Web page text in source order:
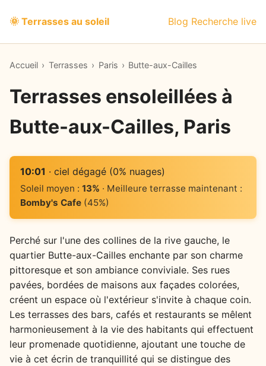
🌞 Terrasses au soleil Blog Recherche live
Accueil › Terrasses › Paris › Butte-aux-Cailles
Terrasses ensoleillées à
Butte-aux-Cailles, Paris
10:01 · ciel dégagé (0% nuages)
Soleil moyen : 13% · Meilleure terrasse maintenant :
Bomby's Cafe(45%)
Perché sur l'une des collines de la rive gauche, le
quartier Butte-aux-Cailles enchante par son charme
pittoresque et son ambiance conviviale. Ses rues
pavées, bordées de maisons aux façades colorées,
créent un espace où l'extérieur s'invite à chaque coin.
Les terrasses des bars, cafés et restaurants se mêlent
harmonieusement à la vie des habitants qui effectuent
leur promenade quotidienne, ajoutant une touche de
vie à cet écrin de tranquillité qui se distingue des